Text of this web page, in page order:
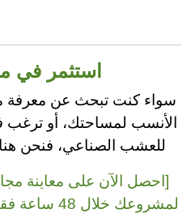
استثمر في
سواء كنت تبحث عن معرفة
الأنسب لمساحتك، أو
للعشب الصناعي، فنحن
[احصل الآن على معاينة
لمشروعك خلال 48 ساعة فقط من خلال